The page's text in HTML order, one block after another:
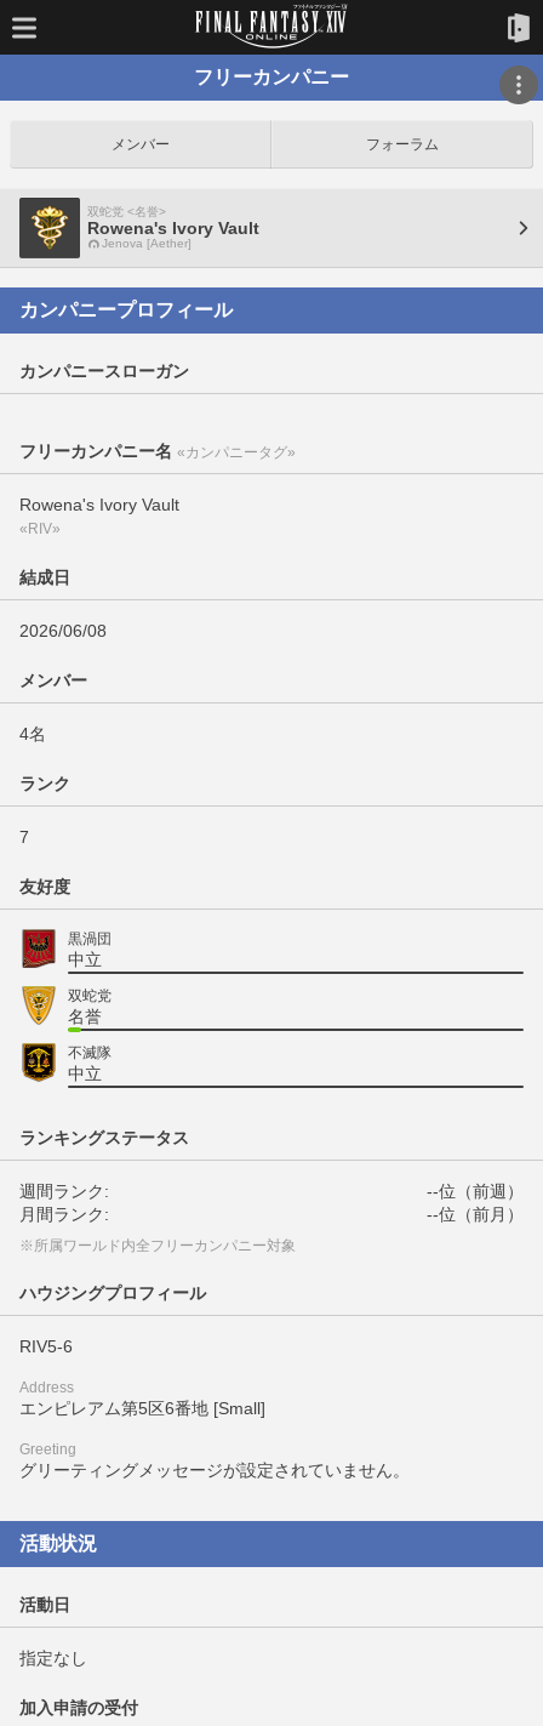
フリーカンパニー
メンバー フォーラム
双蛇党 <名誉>
Rowena's Ivory Vault
Jenova [Aether]
カンパニープロフィール
カンパニースローガン
フリーカンパニー名 «カンパニータグ»
Rowena's Ivory Vault
«RIV»
結成日
2026/06/08
メンバー
4名
ランク
7
友好度
黒渦団
中立
双蛇党
名誉
不滅隊
中立
ランキングステータス
週間ランク:
--位（前週）
月間ランク:
--位（前月）
※所属ワールド内全フリーカンパニー対象
ハウジングプロフィール
RIV5-6
Address
エンピレアム第5区6番地 [Small]
Greeting
グリーティングメッセージが設定されていません。
活動状況
活動日
指定なし
加入申請の受付